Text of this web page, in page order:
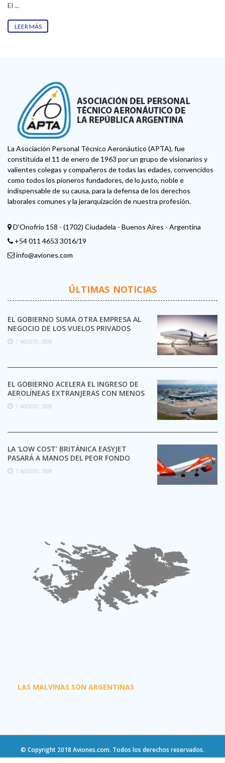
El ...
LEER MÁS
La Asociación Personal Técnico Aeronáutico (APTA), fue
constituida el 11 de enero de 1963 por un grupo de visionarios y
valientes colegas y compañeros de todas las edades, convencidos
como todos los pioneros fundadores, de lo justo, noble e
indispensable de su causa, para la defensa de los derechos
laborales comunes y la jerarquización de nuestra profesión.
D'Onofrio 158 - (1702) Ciudadela - Buenos Aires - Argentina
+54 011 4653 3016/19
info@aviones.com
ÚLTIMAS NOTICIAS
EL GOBIERNO SUMA OTRA EMPRESA AL
NEGOCIO DE LOS VUELOS PRIVADOS
7 AGOSTO, 2026
EL GOBIERNO ACELERA EL INGRESO DE
AEROLÍNEAS EXTRANJERAS CON MENOS
TRÁMITES
7 AGOSTO, 2026
LA ‘LOW COST’ BRITÁNICA EASYJET
PASARÁ A MANOS DEL PEOR FONDO
POSIBLE:
7 AGOSTO, 2026
LAS MALVINAS SON ARGENTINAS
© Copyright 2018 Aviones.com. Todos los derechos reservados.